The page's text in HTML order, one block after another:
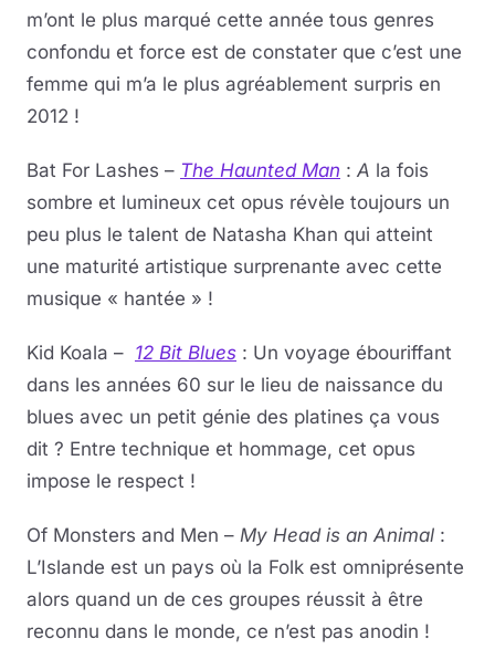
m’ont le plus marqué cette année tous genres
confondu et force est de constater que c’est une
femme qui m’a le plus agréablement surpris en
2012 !
Bat For Lashes – The Haunted Man : A la fois
sombre et lumineux cet opus révèle toujours un
peu plus le talent de Natasha Khan qui atteint
une maturité artistique surprenante avec cette
musique « hantée » !
Kid Koala – 12 Bit Blues : Un voyage ébouriffant
dans les années 60 sur le lieu de naissance du
blues avec un petit génie des platines ça vous
dit ? Entre technique et hommage, cet opus
impose le respect !
Of Monsters and Men – My Head is an Animal :
L’Islande est un pays où la Folk est omniprésente
alors quand un de ces groupes réussit à être
reconnu dans le monde, ce n’est pas anodin !